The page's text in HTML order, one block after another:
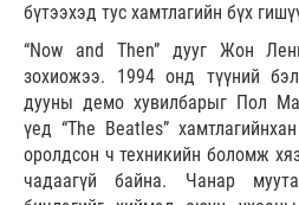
бүтээхэд тус хамтлагийн бүх
“Now and Then” дууг Жон
зохиожээ. 1994 онд түүний
дууны демо хувилбарыг Пол
үед “The Beatles”
оролдсон ч техникийн боломж
чадаагүй байна. Чанар